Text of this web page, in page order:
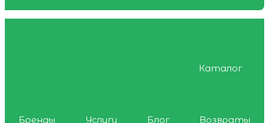
Каталог
Бренды Услуги Блог
Возвраты